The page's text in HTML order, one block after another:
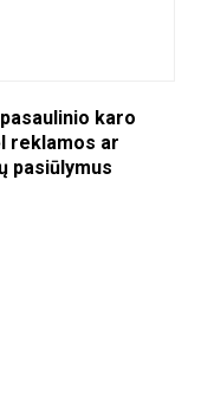
karo
reklamos ar
pasiūlymus